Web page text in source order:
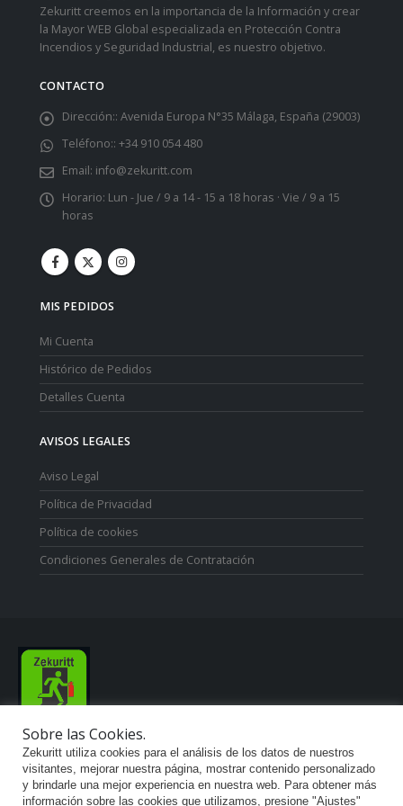
Zekuritt creemos en la importancia de la Información y crear
la Mayor WEB Global especializada en Protección Contra
Incendios y Seguridad Industrial, es nuestro objetivo.
CONTACTO
Dirección:: Avenida Europa N°35 Málaga, España (29003)
Teléfono:: +34 910 054 480
Email: info@zekuritt.com
Horario: Lun - Jue / 9 a 14 - 15 a 18 horas · Vie / 9 a 15
horas
MIS PEDIDOS
Mi Cuenta
Histórico de Pedidos
Detalles Cuenta
AVISOS LEGALES
Aviso Legal
Política de Privacidad
Política de cookies
Condiciones Generales de Contratación
Zekuritt TM; Copyright 2021. Derechos Reservados.
Sobre las Cookies.
Zekuritt utiliza cookies para el análisis de los datos de nuestros
visitantes, mejorar nuestra página, mostrar contenido personalizado
y brindarle una mejor experiencia en nuestra web. Para obtener más
información sobre las cookies que utilizamos, presione "Ajustes"